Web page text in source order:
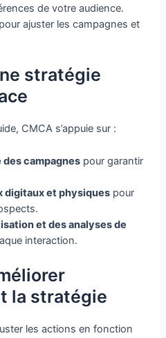
de votre audience.
pour ajuster les campagnes et
stratégie
CMCA s’appuie sur :
campagnes pour garantir
digitaux et physiques pour
et des analyses de
interaction.
la stratégie
les actions en fonction